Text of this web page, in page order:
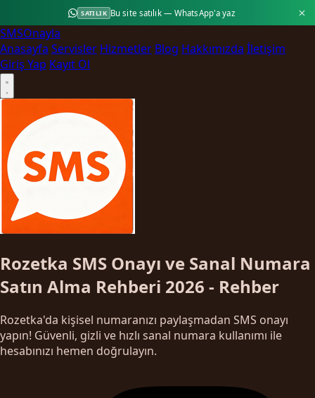
SATILIK Bu site satılık — WhatsApp'a yaz
SMSOnayla
Anasayfa Servisler Hizmetler Blog Hakkımızda İletişim
Giriş Yap Kayıt Ol
Rozetka SMS Onayı ve Sanal Numara
Satın Alma Rehberi 2026 - Rehber
Rozetka'da kişisel numaranızı paylaşmadan SMS onayı
yapın! Güvenli, gizli ve hızlı sanal numara kullanımı ile
hesabınızı hemen doğrulayın.